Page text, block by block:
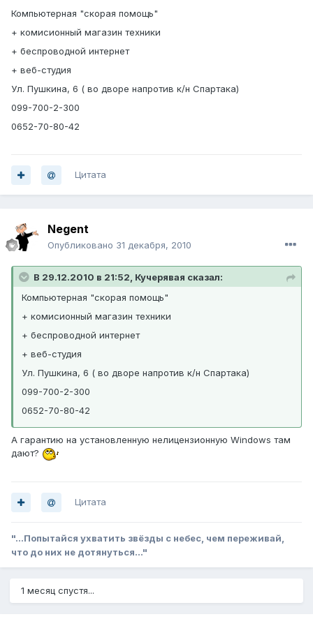
Компьютерная "скорая помощь"
+ комисионный магазин техники
+ беспроводной интернет
+ веб-студия
Ул. Пушкина, 6 ( во дворе напротив к/н Спартака)
099-700-2-300
0652-70-80-42
Цитата
Negent
Опубликовано 31 декабря, 2010
В 29.12.2010 в 21:52, Кучерявая сказал:
Компьютерная "скорая помощь"
+ комисионный магазин техники
+ беспроводной интернет
+ веб-студия
Ул. Пушкина, 6 ( во дворе напротив к/н Спартака)
099-700-2-300
0652-70-80-42
А гарантию на установленную нелицензионную Windows там
дают?
Цитата
"...Попытайся ухватить звёзды с небес, чем переживай,
что до них не дотянуться..."
1 месяц спустя...